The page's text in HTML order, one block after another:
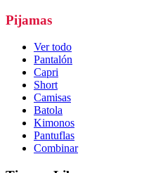
Pijamas
Ver todo
Pantalón
Capri
Short
Camisas
Batola
Kimonos
Pantuflas
Combinar